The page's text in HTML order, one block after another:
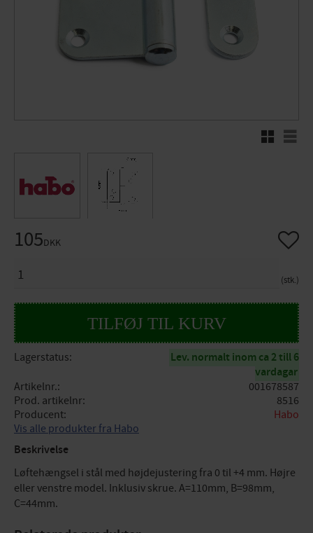
RutenettListe
105DKK
stk.
Gem
Lagerstatus
Lev. normalt inom ca 2 till 6
vardagar
Artikelnr.
001678587
Prod. artikelnr
8516
Producent
Habo
Vis alle produkter fra Habo
Beskrivelse
Løftehængsel i stål med højdejustering fra 0 til +4 mm. Højre
eller venstre model. Inklusiv skrue. A=110mm, B=98mm,
C=44mm.